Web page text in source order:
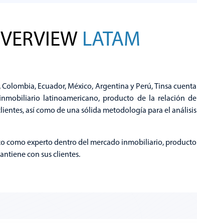
Explorar
LATAM
Ecuador, México, Argentina y Perú, Tinsa cuenta
latinoamericano, producto de la relación de
así como de una sólida metodología para el análisis
como experto dentro del mercado inmobiliario, producto
con sus clientes.